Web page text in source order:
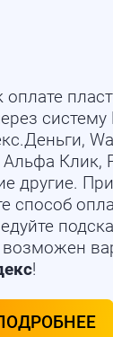
систему
Альфа Клик,
другие.
способ
!